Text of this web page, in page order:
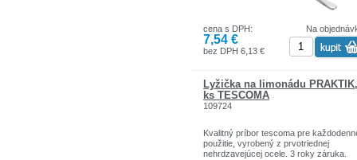
Na
cena s DPH:
7,54 €
bez DPH 6,13 €
Lyžička na limonádu
ks TESCOMA
109724
Kvalitný príbor tescoma pre
použitie, vyrobený z prvotriednej
nehrdzavejúcej ocele. 3 roky záruka.